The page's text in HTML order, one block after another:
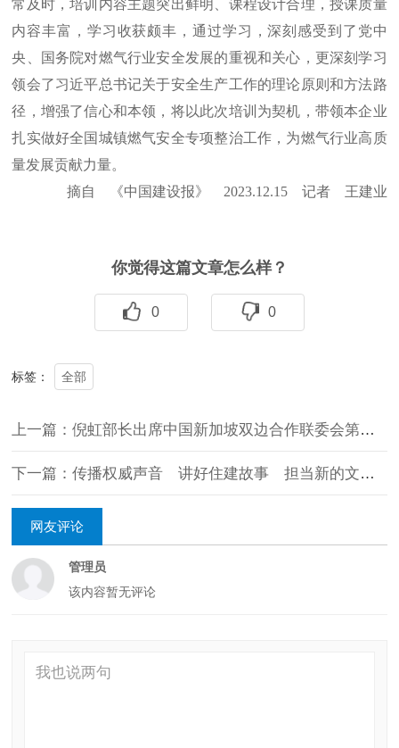
常及时，培训内容主题突出鲜明、课程设计合理，授课质量
内容丰富，学习收获颇丰，通过学习，深刻感受到了党中
央、国务院对燃气行业安全发展的重视和关心，更深刻学习
领会了习近平总书记关于安全生产工作的理论原则和方法路
径，增强了信心和本领，将以此次培训为契机，带领本企业
扎实做好全国城镇燃气安全专项整治工作，为燃气行业高质
量发展贡献力量。
摘自 《中国建设报》 2023.12.15 记者 王建业
你觉得这篇文章怎么样？
0 0
标签： 全部
上一篇：倪虹部长出席中国新加坡双边合作联委会第十九次会议 及中新天津生态城联合协调理事会第十五次会议
下一篇：传播权威声音 讲好住建故事 担当新的文化使命 ——倪虹部长调研中国建设报社侧记
网友评论
管理员
该内容暂无评论